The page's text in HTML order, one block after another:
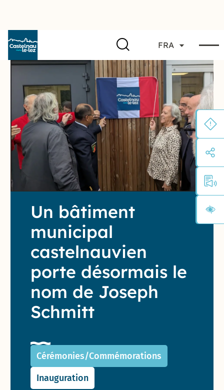
FRA
Un bâtiment
municipal
castelnauvien
porte désormais le
nom de Joseph
Schmitt
Cérémonies/Commémorations
Inauguration